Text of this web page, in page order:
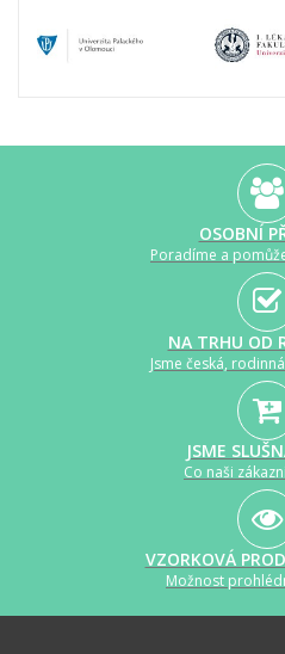
OSOBNÍ
Poradíme a
NA TRHU OD
Jsme česká,
JSME
Co naši
VZORKOVÁ
Možnost